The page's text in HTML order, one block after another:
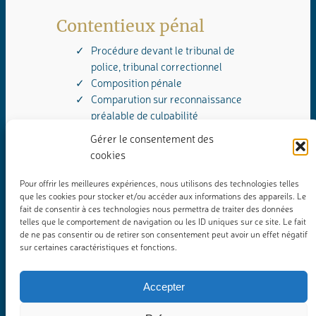
Gérer le consentement des
cookies
Pour offrir les meilleures expériences, nous utilisons des technologies telles
que les cookies pour stocker et/ou accéder aux informations des appareils. Le
fait de consentir à ces technologies nous permettra de traiter des données
telles que le comportement de navigation ou les ID uniques sur ce site. Le fait
de ne pas consentir ou de retirer son consentement peut avoir un effet négatif
sur certaines caractéristiques et fonctions.
Accepter
Contentieux pénal
Procédure devant le tribunal de
police, tribunal correctionnel
Composition pénale
Comparution sur reconnaissance
préalable de culpabilité
4 rue de Vittel – 25000 Besançon
Tel : 03 81 83 55 55
À propos Confidentialité